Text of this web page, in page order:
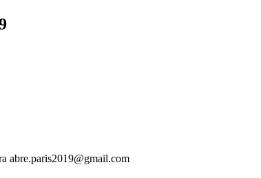
abre.paris2019@gmail.com